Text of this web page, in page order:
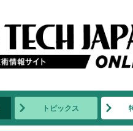
トピックス